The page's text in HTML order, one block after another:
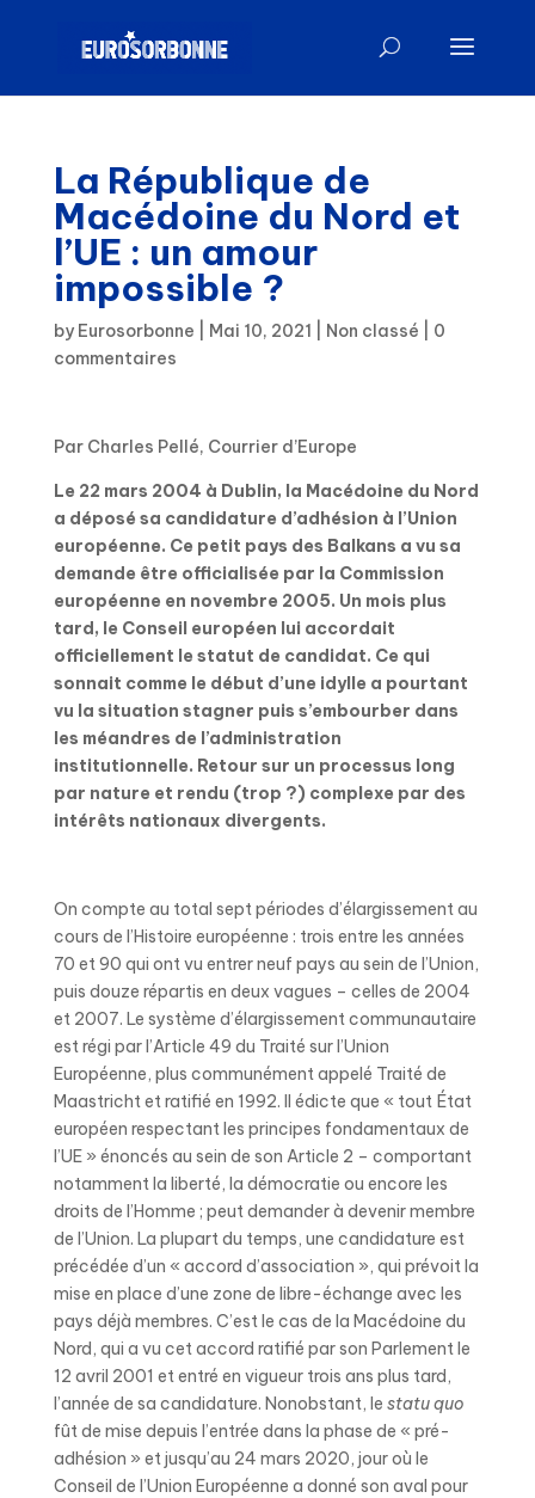
La République de
Macédoine du Nord et
l’UE : un amour
impossible ?
by Eurosorbonne Mai 10, 2021 Non classé
0
commentaires
Par Charles Pellé, Courrier d’Europe
Le 22 mars 2004 à Dublin, la Macédoine du Nord
a déposé sa candidature d’adhésion à l’Union
européenne. Ce petit pays des Balkans a vu sa
demande être officialisée par la Commission
européenne en novembre 2005. Un mois plus
tard, le Conseil européen lui accordait
officiellement le statut de candidat. Ce qui
sonnait comme le début d’une idylle a pourtant
vu la situation stagner puis s’embourber dans
les méandres de l’administration
institutionnelle. Retour sur un processus long
par nature et rendu (trop ?) complexe par des
intérêts nationaux divergents.
On compte au total sept périodes d’élargissement au
cours de l’Histoire européenne : trois entre les années
70 et 90 qui ont vu entrer neuf pays au sein de l’Union,
puis douze répartis en deux vagues – celles de 2004
et 2007. Le système d’élargissement communautaire
est régi par l’Article 49 du Traité sur l’Union
Européenne, plus communément appelé Traité de
Maastricht et ratifié en 1992. Il édicte que « tout État
européen respectant les principes fondamentaux de
l’UE » énoncés au sein de son Article 2 – comportant
notamment la liberté, la démocratie ou encore les
droits de l’Homme ; peut demander à devenir membre
de l’Union. La plupart du temps, une candidature est
précédée d’un « accord d’association », qui prévoit la
mise en place d’une zone de libre-échange avec les
pays déjà membres. C’est le cas de la Macédoine du
Nord, qui a vu cet accord ratifié par son Parlement le
12 avril 2001 et entré en vigueur trois ans plus tard,
l’année de sa candidature. Nonobstant, le statu quo
fût de mise depuis l’entrée dans la phase de « pré-
adhésion » et jusqu’au 24 mars 2020, jour où le
Conseil de l’Union Européenne a donné son aval pour